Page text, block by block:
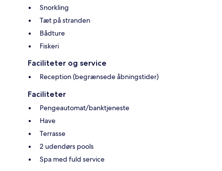
Snorkling
Tæt på stranden
Bådture
Fiskeri
Faciliteter og service
Reception (begrænsede åbningstider)
Faciliteter
Pengeautomat/banktjeneste
Have
Terrasse
2 udendørs pools
Spa med fuld service